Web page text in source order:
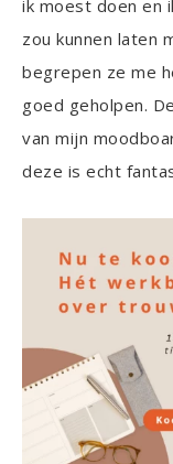
ik moest doen en
zou kunnen laten
begrepen ze me
goed geholpen.
van mijn
deze is echt